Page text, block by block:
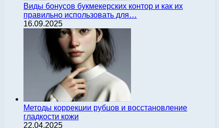
Виды бонусов букмекерских контор и как их
правильно использовать для…
16.09.2025
Методы коррекции рубцов и восстановление
гладкости кожи
22.04.2025